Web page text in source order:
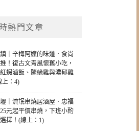
熱門文章
｜辛梅阿嬤的味道．食尚
！復古文青風懷舊小吃，
蝦滷飯、隨緣雞與濃郁雞
上：4)
｜流氓串燒居酒屋．忠福
元起平價串燒，下班小酌
擇！(線上：1)